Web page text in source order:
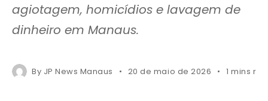
agiotagem, homicídios e lavagem de
dinheiro em Manaus.
By JP News Manaus 20 de maio de 2026 1 mins